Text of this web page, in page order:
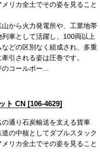
リカ全土でその姿を見ること
から火力発電所や、工業地帯
車として活躍し、100両以上
どの区別なく組成され、多重
引される姿は圧巻です。
コールポー...
ト CN [106-4629]
通り石炭輸送を支える貨車
の中核としてダブルスタック
リカ全土でその姿を見ること